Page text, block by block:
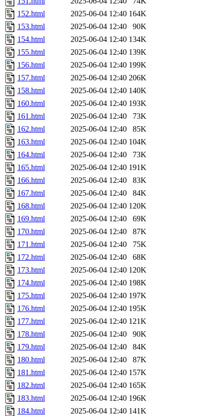
152.html
2025-06-04 12:40 164K
153.html
2025-06-04 12:40
90K
154.html
2025-06-04 12:40 134K
155.html
2025-06-04 12:40 139K
156.html
2025-06-04 12:40 199K
157.html
2025-06-04 12:40 206K
158.html
2025-06-04 12:40 140K
160.html
2025-06-04 12:40 193K
161.html
2025-06-04 12:40
73K
162.html
2025-06-04 12:40
85K
163.html
2025-06-04 12:40 104K
164.html
2025-06-04 12:40
73K
165.html
2025-06-04 12:40 191K
166.html
2025-06-04 12:40
83K
167.html
2025-06-04 12:40
84K
168.html
2025-06-04 12:40 120K
169.html
2025-06-04 12:40
69K
170.html
2025-06-04 12:40
87K
171.html
2025-06-04 12:40
75K
172.html
2025-06-04 12:40
68K
173.html
2025-06-04 12:40 120K
174.html
2025-06-04 12:40 198K
175.html
2025-06-04 12:40 197K
176.html
2025-06-04 12:40 195K
177.html
2025-06-04 12:40 121K
178.html
2025-06-04 12:40
90K
179.html
2025-06-04 12:40
84K
180.html
2025-06-04 12:40
87K
181.html
2025-06-04 12:40 157K
182.html
2025-06-04 12:40 165K
183.html
2025-06-04 12:40 196K
184.html
2025-06-04 12:40 141K